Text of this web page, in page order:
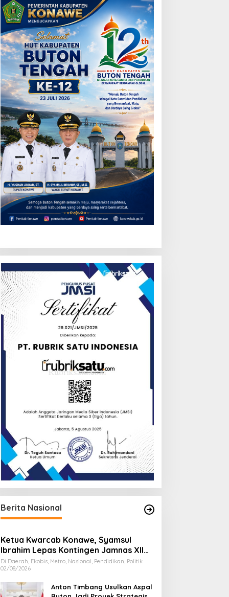
Berita Nasional
Ketua Kwarcab Konawe, Syamsul
Ibrahim Lepas Kontingen Jamnas XII
2026
Di Daerah, Ekobis, Metro, Nasional, Pendidikan, Politik
02/08/2026
Anton Timbang Usulkan Aspal